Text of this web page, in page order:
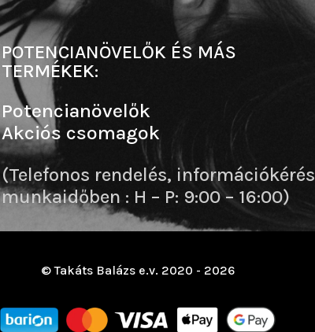
POTENCIANÖVELŐK ÉS MÁS
TERMÉKEK:
Potencianövelők
Akciós csomagok
(Telefonos rendelés, információkérés
munkaidőben : H – P: 9:00 – 16:00)
© Takáts Balázs e.v. 2020 - 2026